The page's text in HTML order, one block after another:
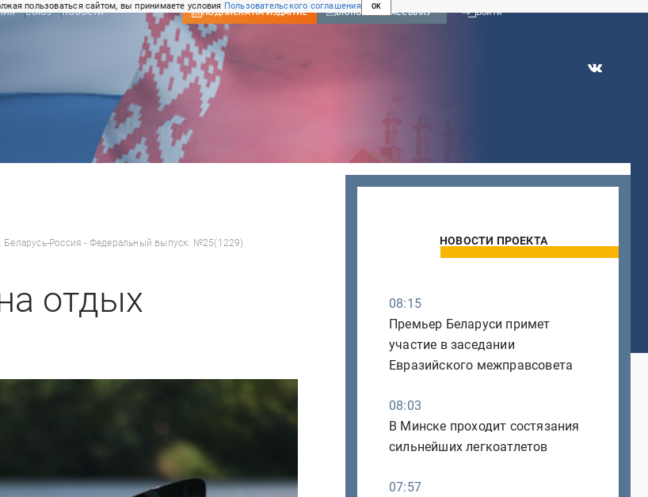
пользоваться сайтом, вы принимаете условия Пользовательского соглашения
OK
СОЮЗ НОВОСТИ ПОДПИСКА НА ИЗДАНИЕ ВКЛЮЧИТЬ РАССЫЛКУ Войти
Россия - Федеральный выпуск: №25(1229)
отдых
НОВОСТИ ПРОЕКТА
08:15
Премьер Беларуси примет
участие в заседании
Евразийского межправсовета
08:03
В Минске проходит состязания
сильнейших легкоатлетов
07:57